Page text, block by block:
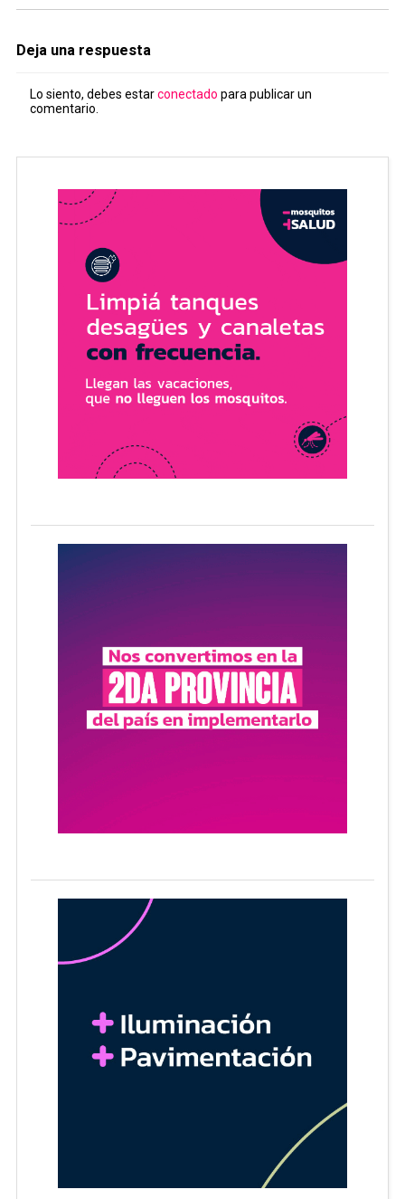
Deja una respuesta
Lo siento, debes estarconectado para publicar un
comentario.